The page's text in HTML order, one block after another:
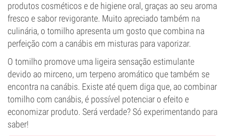
produtos cosméticos e de higiene oral, graças ao seu aroma
fresco e sabor revigorante. Muito apreciado também na
culinária, o tomilho apresenta um gosto que combina na
perfeição com a canábis em misturas para vaporizar.
O tomilho promove uma ligeira sensação estimulante
devido ao mirceno, um terpeno aromático que também se
encontra na canábis. Existe até quem diga que, ao combinar
tomilho com canábis, é possível potenciar o efeito e
economizar produto. Será verdade? Só experimentando para
saber!